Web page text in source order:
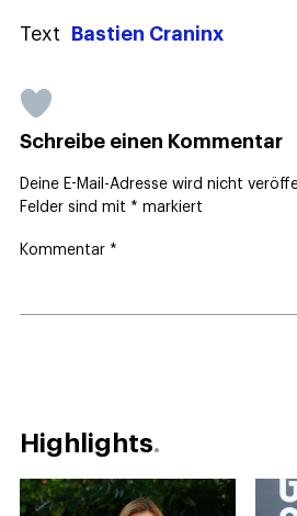
Text Bastien Craninx
Schreibe einen Kommentar
Deine E-Mail-Adresse wird nicht
Felder sind mit * markiert
Kommentar *
Highlights